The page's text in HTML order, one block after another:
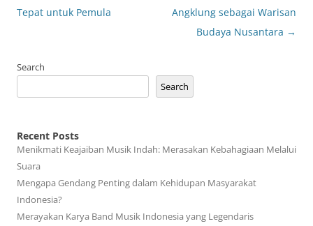
navigation
Tepat untuk Pemula
Angklung sebagai Warisan
Budaya Nusantara →
Search
Search
Recent Posts
Menikmati Keajaiban Musik Indah: Merasakan Kebahagiaan Melalui
Suara
Mengapa Gendang Penting dalam Kehidupan Masyarakat
Indonesia?
Merayakan Karya Band Musik Indonesia yang Legendaris